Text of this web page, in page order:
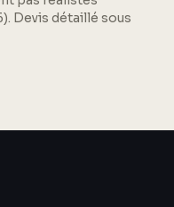
Devis détaillé sous